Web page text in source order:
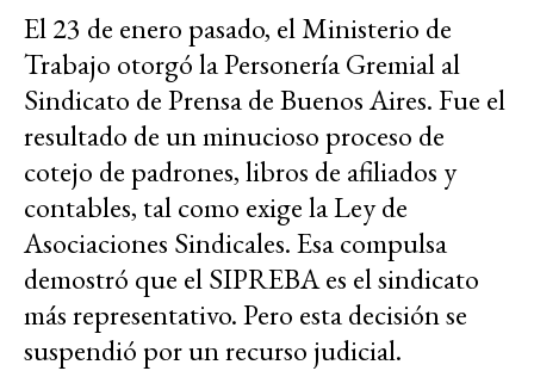
El 23 de enero pasado, el Ministerio de
Trabajo otorgó la Personería Gremial al
Sindicato de Prensa de Buenos Aires. Fue el
resultado de un minucioso proceso de
cotejo de padrones, libros de afiliados y
contables, tal como exige la Ley de
Asociaciones Sindicales. Esa compulsa
demostró que el SIPREBA es el sindicato
más representativo. Pero esta decisión se
suspendió por un recurso judicial.